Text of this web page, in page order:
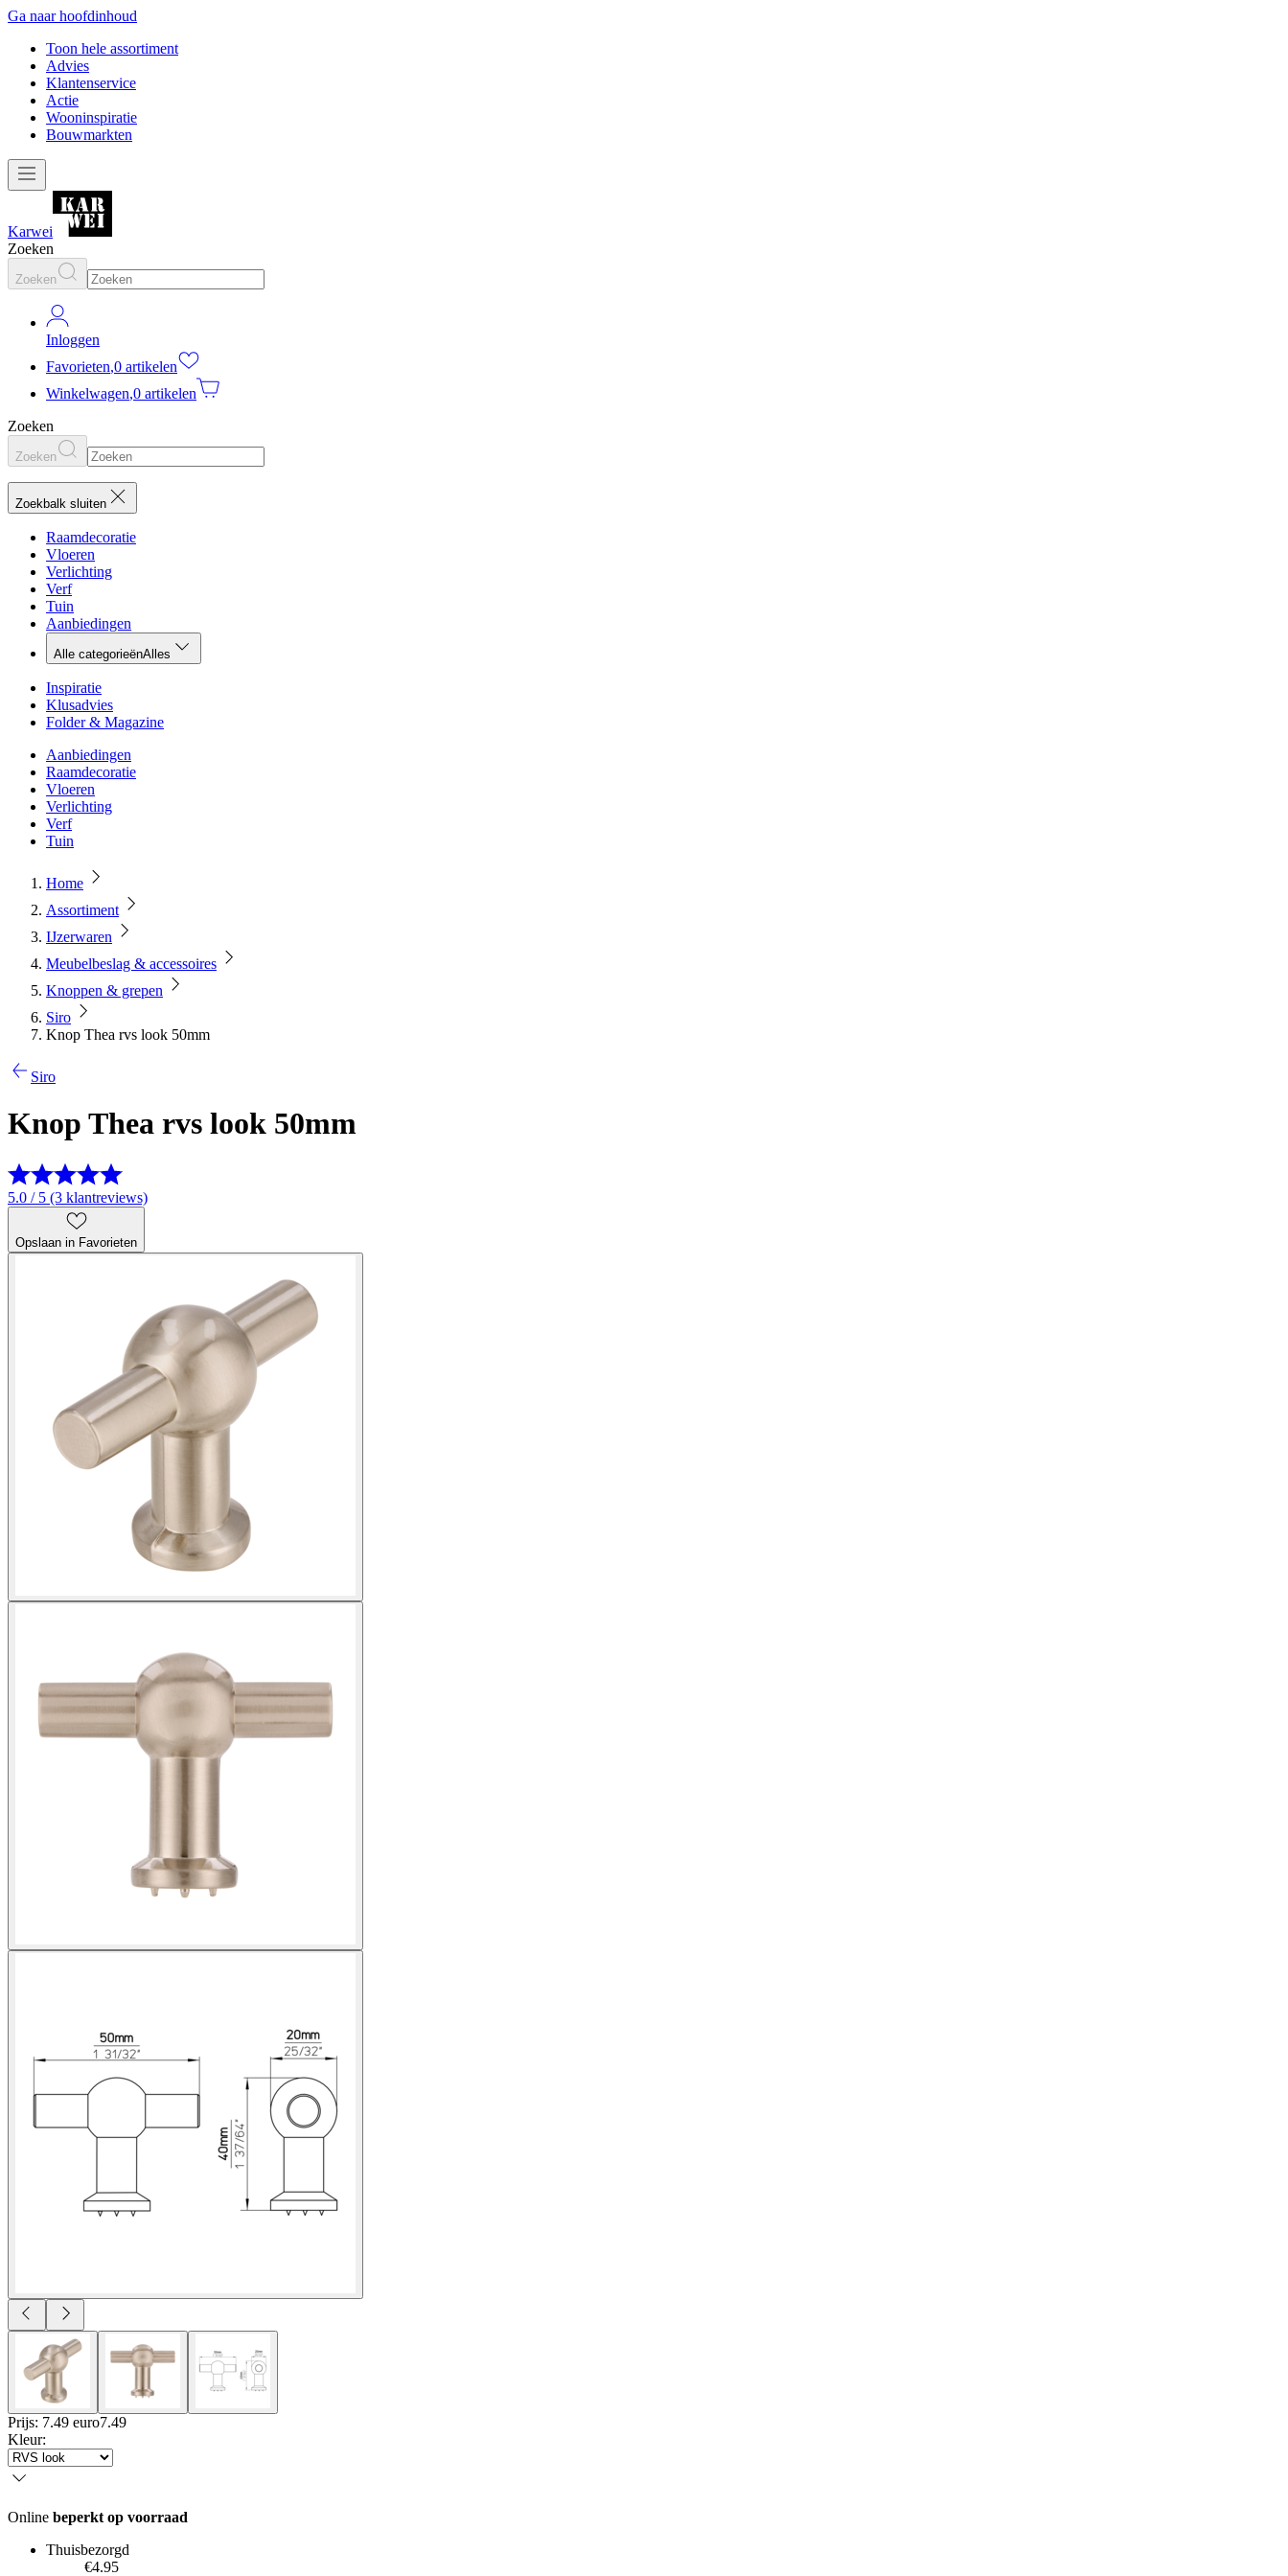
Ga naar hoofdinhoud
Toon hele assortiment
Advies
Klantenservice
Actie
Wooninspiratie
Bouwmarkten
Karwei
Zoeken
Zoeken
Inloggen
Favorieten,0 artikelen
Winkelwagen,0 artikelen
Zoeken
Zoeken
Zoekbalk sluiten
Raamdecoratie
Vloeren
Verlichting
Verf
Tuin
Aanbiedingen
Alle categorieënAlles
Inspiratie
Klusadvies
Folder & Magazine
Aanbiedingen
Raamdecoratie
Vloeren
Verlichting
Verf
Tuin
Home
Assortiment
IJzerwaren
Meubelbeslag & accessoires
Knoppen & grepen
Siro
Knop Thea rvs look 50mm
Siro
Knop Thea rvs look 50mm
5.0 / 5 (3 klantreviews)
Opslaan in Favorieten
Prijs: 7.49 euro7.49
Kleur:
Online beperkt op voorraad
Thuisbezorgd
€4.95